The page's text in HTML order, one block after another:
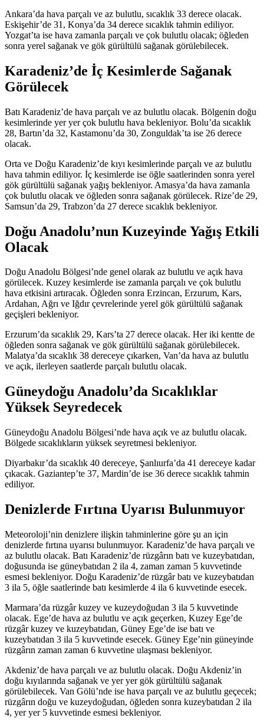
Ankara’da hava parçalı ve az bulutlu, sıcaklık 33 derece olacak.
Eskişehir’de 31, Konya’da 34 derece sıcaklık tahmin ediliyor.
Yozgat’ta ise hava zamanla parçalı ve çok bulutlu olacak; öğleden
sonra yerel sağanak ve gök gürültülü sağanak görülebilecek.
Karadeniz’de İç Kesimlerde Sağanak
Görülecek
Batı Karadeniz’de hava parçalı ve az bulutlu olacak. Bölgenin doğu
kesimlerinde yer yer çok bulutlu hava bekleniyor. Bolu’da sıcaklık
28, Bartın’da 32, Kastamonu’da 30, Zonguldak’ta ise 26 derece
olacak.
Orta ve Doğu Karadeniz’de kıyı kesimlerinde parçalı ve az bulutlu
hava tahmin ediliyor. İç kesimlerde ise öğle saatlerinden sonra yerel
gök gürültülü sağanak yağış bekleniyor. Amasya’da hava zamanla
çok bulutlu olacak ve öğleden sonra sağanak görülecek. Rize’de 29,
Samsun’da 29, Trabzon’da 27 derece sıcaklık bekleniyor.
Doğu Anadolu’nun Kuzeyinde Yağış Etkili
Olacak
Doğu Anadolu Bölgesi’nde genel olarak az bulutlu ve açık hava
görülecek. Kuzey kesimlerde ise zamanla parçalı ve çok bulutlu
hava etkisini artıracak. Öğleden sonra Erzincan, Erzurum, Kars,
Ardahan, Ağrı ve Iğdır çevrelerinde yerel gök gürültülü sağanak
geçişleri bekleniyor.
Erzurum’da sıcaklık 29, Kars’ta 27 derece olacak. Her iki kentte de
öğleden sonra sağanak ve gök gürültülü sağanak görülebilecek.
Malatya’da sıcaklık 38 dereceye çıkarken, Van’da hava az bulutlu
ve açık, ilerleyen saatlerde parçalı bulutlu olacak.
Güneydoğu Anadolu’da Sıcaklıklar
Yüksek Seyredecek
Güneydoğu Anadolu Bölgesi’nde hava açık ve az bulutlu olacak.
Bölgede sıcaklıkların yüksek seyretmesi bekleniyor.
Diyarbakır’da sıcaklık 40 dereceye, Şanlıurfa’da 41 dereceye kadar
çıkacak. Gaziantep’te 37, Mardin’de ise 36 derece sıcaklık tahmin
ediliyor.
Denizlerde Fırtına Uyarısı Bulunmuyor
Meteoroloji’nin denizlere ilişkin tahminlerine göre şu an için
denizlerde fırtına uyarısı bulunmuyor. Karadeniz’de hava parçalı ve
az bulutlu olacak. Batı Karadeniz’de rüzgârın batı ve kuzeybatıdan,
doğusunda ise güneybatıdan 2 ila 4, zaman zaman 5 kuvvetinde
esmesi bekleniyor. Doğu Karadeniz’de rüzgâr batı ve kuzeybatıdan
3 ila 5, öğle saatlerinde batı kesimlerde 4 ila 6 kuvvetinde esecek.
Marmara’da rüzgâr kuzey ve kuzeydoğudan 3 ila 5 kuvvetinde
olacak. Ege’de hava az bulutlu ve açık geçerken, Kuzey Ege’de
rüzgâr kuzey ve kuzeybatıdan, Güney Ege’de ise batı ve
kuzeybatıdan 3 ila 5 kuvvetinde esecek. Güney Ege’nin güneyinde
rüzgârın zaman zaman 6 kuvvetine ulaşması bekleniyor.
Akdeniz’de hava parçalı ve az bulutlu olacak. Doğu Akdeniz’in
doğu kıyılarında sağanak ve yer yer gök gürültülü sağanak
görülebilecek. Van Gölü’nde ise hava parçalı ve az bulutlu geçecek;
rüzgârın doğu ve kuzeydoğudan, öğleden sonra kuzeybatıdan 2 ila
4, yer yer 5 kuvvetinde esmesi bekleniyor.